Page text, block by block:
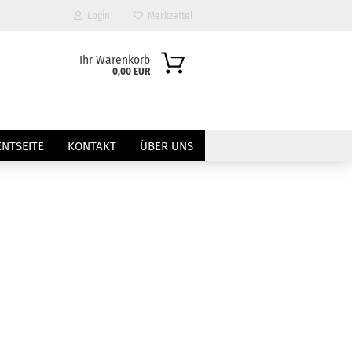
Login Merkzettel
Ihr Warenkorb
0,00 EUR
KONTAKT ÜBER UNS